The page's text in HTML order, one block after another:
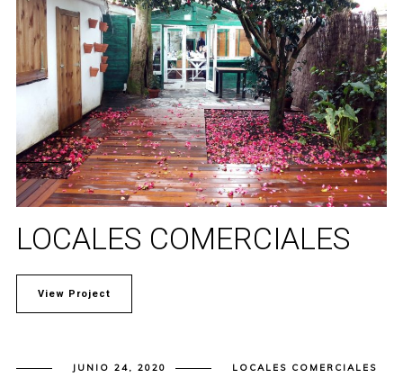
LOCALES COMERCIALES
View Project
JUNIO 24, 2020 LOCALES COMERCIALES